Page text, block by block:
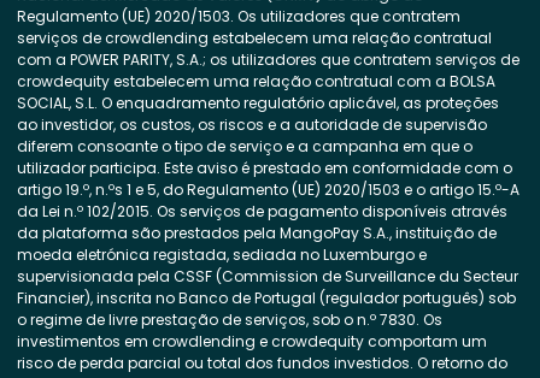
Regulamento (UE) 2020/1503. Os utilizadores que contratem
serviços de crowdlending estabelecem uma relação contratual
com a POWER PARITY, S.A.; os utilizadores que contratem serviços de
crowdequity estabelecem uma relação contratual com a BOLSA
SOCIAL, S.L. O enquadramento regulatório aplicável, as proteções
ao investidor, os custos, os riscos e a autoridade de supervisão
diferem consoante o tipo de serviço e a campanha em que o
utilizador participa. Este aviso é prestado em conformidade com o
artigo 19.º, n.ºs 1 e 5, do Regulamento (UE) 2020/1503 e o artigo 15.º-A
da Lei n.º 102/2015. Os serviços de pagamento disponíveis através
da plataforma são prestados pela MangoPay S.A., instituição de
moeda eletrónica registada, sediada no Luxemburgo e
supervisionada pela CSSF (Commission de Surveillance du Secteur
Financier), inscrita no Banco de Portugal (regulador português) sob
o regime de livre prestação de serviços, sob o n.º 7830. Os
investimentos em crowdlending e crowdequity comportam um
risco de perda parcial ou total dos fundos investidos. O retorno do